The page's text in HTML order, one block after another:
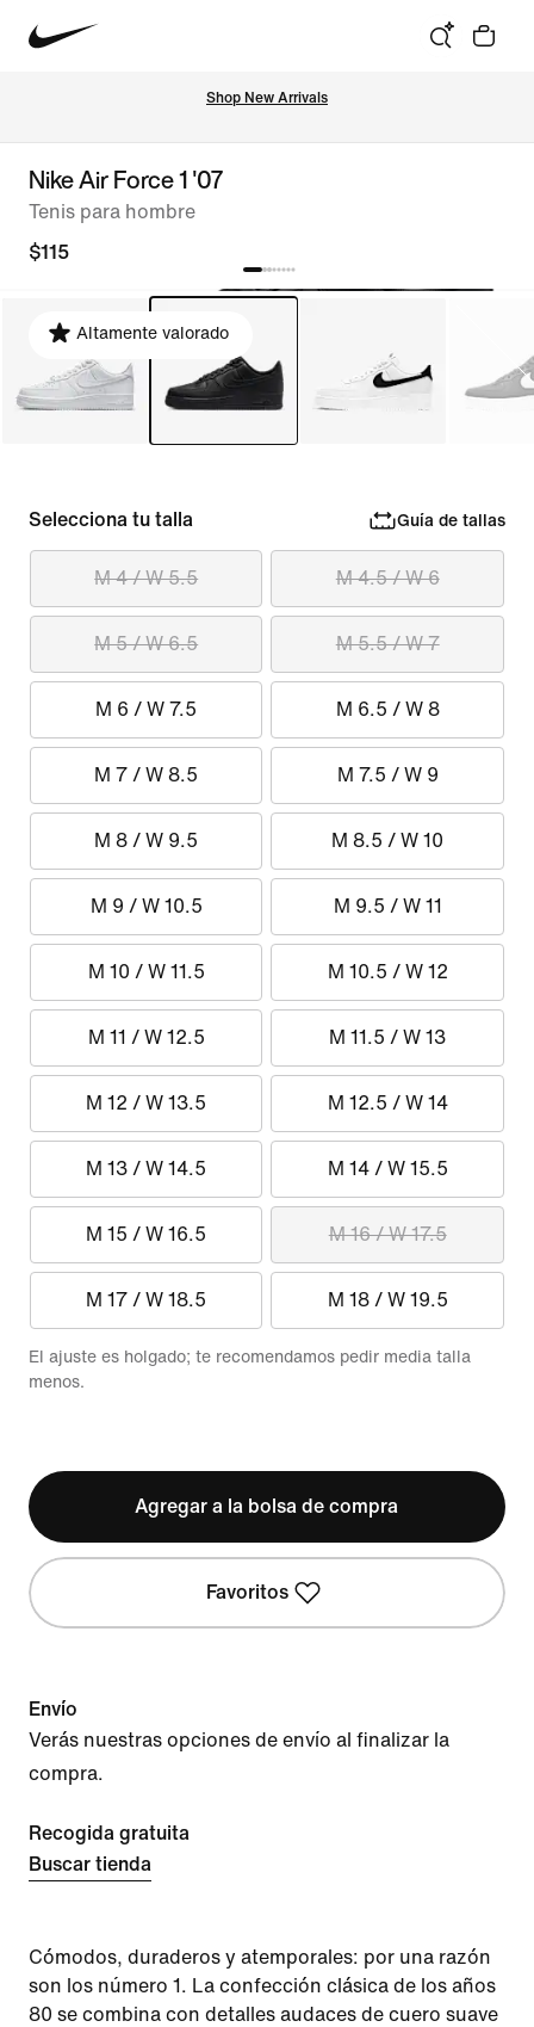
Shop New Arrivals
Nike Air Force 1 '07
Tenis para hombre
$115
Altamente valorado
Selecciona tu talla Guía de tallas
M 4 / W 5.5 M 4.5 / W 6
M 5 / W 6.5 M 5.5 / W 7
M 6 / W 7.5 M 6.5 / W 8
M 7 / W 8.5 M 7.5 / W 9
M 8 / W 9.5 M 8.5 / W 10
M 9 / W 10.5 M 9.5 / W 11
M 10 / W 11.5 M 10.5 / W 12
M 11 / W 12.5 M 11.5 / W 13
M 12 / W 13.5 M 12.5 / W 14
M 13 / W 14.5 M 14 / W 15.5
M 15 / W 16.5 M 16 / W 17.5
M 17 / W 18.5 M 18 / W 19.5
El ajuste es holgado; te recomendamos pedir media talla
menos.
Agregar a la bolsa de compra
Favoritos
Envío
Verás nuestras opciones de envío al finalizar la
compra.
Recogida gratuita
Buscar tienda
Cómodos, duraderos y atemporales: por una razón
son los número 1. La confección clásica de los años
80 se combina con detalles audaces de cuero suave